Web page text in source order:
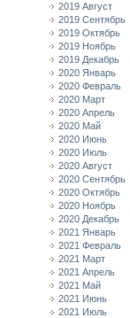
2019 Август
2019 Сентябрь
2019 Октябрь
2019 Ноябрь
2019 Декабрь
2020 Январь
2020 Февраль
2020 Март
2020 Апрель
2020 Май
2020 Июнь
2020 Июль
2020 Август
2020 Сентябрь
2020 Октябрь
2020 Ноябрь
2020 Декабрь
2021 Январь
2021 Февраль
2021 Март
2021 Апрель
2021 Май
2021 Июнь
2021 Июль